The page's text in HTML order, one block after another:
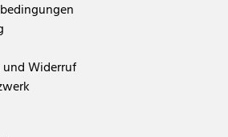
Widerruf